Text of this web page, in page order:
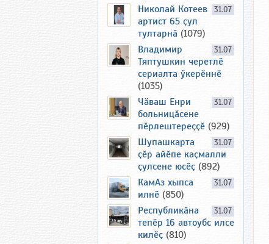
31.07
Николай Котеев
артист 65 ҫул
тултарнӑ (1079)
31.07
Владимир
Тяптушкин черетлӗ
сериалта ӳкерӗннӗ
(1035)
31.07
Чӑваш Енри
больницӑсене
пӗрлештереҫҫӗ (929)
31.07
Шупашкарта
ҫӗр айӗпе каҫмалли
ҫулсене юсӗҫ (892)
31.07
КамАз хыпса
илнӗ (850)
31.07
Республикӑна
тепӗр 16 автоубс илсе
килӗҫ (810)